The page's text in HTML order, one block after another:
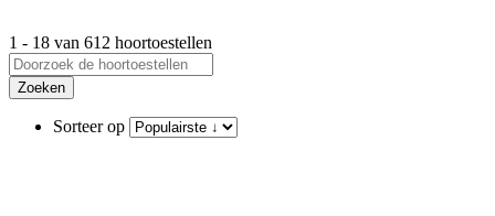
1 - 18 van 612 hoortoestellen
Zoeken
Sorteer op